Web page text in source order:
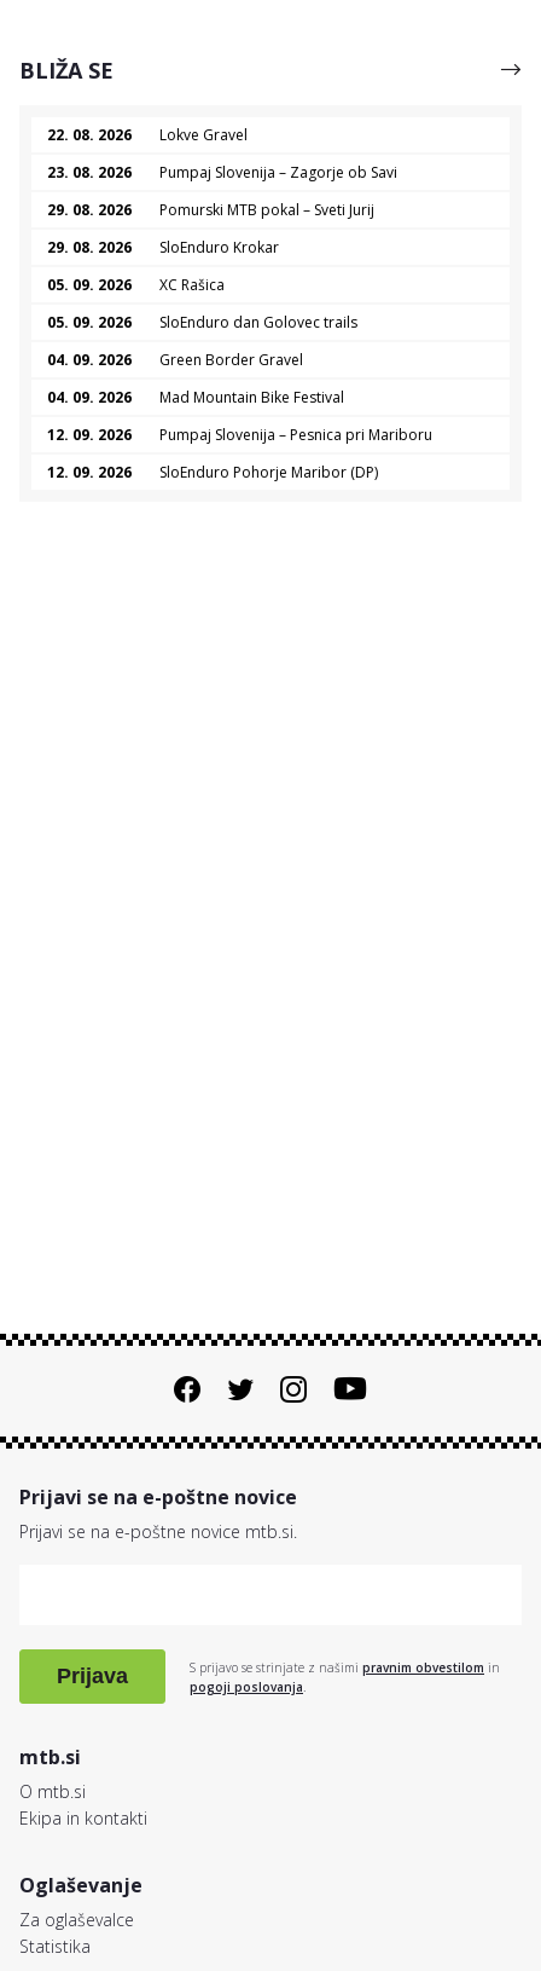
BLIŽA SE
22. 08. 2026
Lokve Gravel
23. 08. 2026
Pumpaj Slovenija – Zagorje ob Savi
29. 08. 2026
Pomurski MTB pokal – Sveti Jurij
29. 08. 2026
SloEnduro Krokar
05. 09. 2026
XC Rašica
05. 09. 2026
SloEnduro dan Golovec trails
04. 09. 2026
Green Border Gravel
04. 09. 2026
Mad Mountain Bike Festival
12. 09. 2026
Pumpaj Slovenija – Pesnica pri Mariboru
12. 09. 2026
SloEnduro Pohorje Maribor (DP)
mtb.si
O mtb.si
Ekipa in kontakti
Oglaševanje
Za oglaševalce
Statistika
Prijavi se na e-poštne novice
Prijavi se na e-poštne novice mtb.si.
Prijava S prijavo se strinjate z našimi pravnim obvestilom in
pogoji poslovanja